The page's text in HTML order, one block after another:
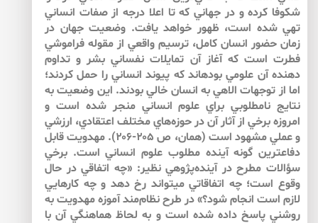
شكوفا كرده و در جهاني كه تا اعلا درجه از صفات انساني
تهي شده است، ظهور خواهد يافت. وضعيت جهان در
زمان حضور انسان كامل، ترسيم واقعي از مقوله فراموشي
فطرت است كه آغاز آن تمايلات نفساني بشر و تداوم
دهنده آن علومي بوده­اند كه پيوند انساني را حمل كردند؛
اما از توجهات الاهي به انسان خالي بودند. اين وضعيت به
نتايج نامطلوبي براي علوم انساني منجر شده است و
امروزه برخي از آثار آن در حوزه‌هاي مختلف اعتقادي، ارزشي
و عملي مشهود است (همان، ص ۲۰۵-۲۰۶). مهدويت قابل
دفاع­ترين گونه آينده مطلوب علوم انساني است. برخي
سؤالات مطرح در آينده‌پژوهي نظير: «چه اتفاقي در حال
وقوع است؛ چه اتفاقاتي مي­تواند رخ دهد و چه كارهايي
لازم است انجام شود؟» در طرح نظام‌مند آموزه مهدويت به
روشني پاسخ داده شده است و به لحاظ هماهنگي آن با